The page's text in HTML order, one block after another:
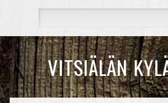
VITSIÄLÄN